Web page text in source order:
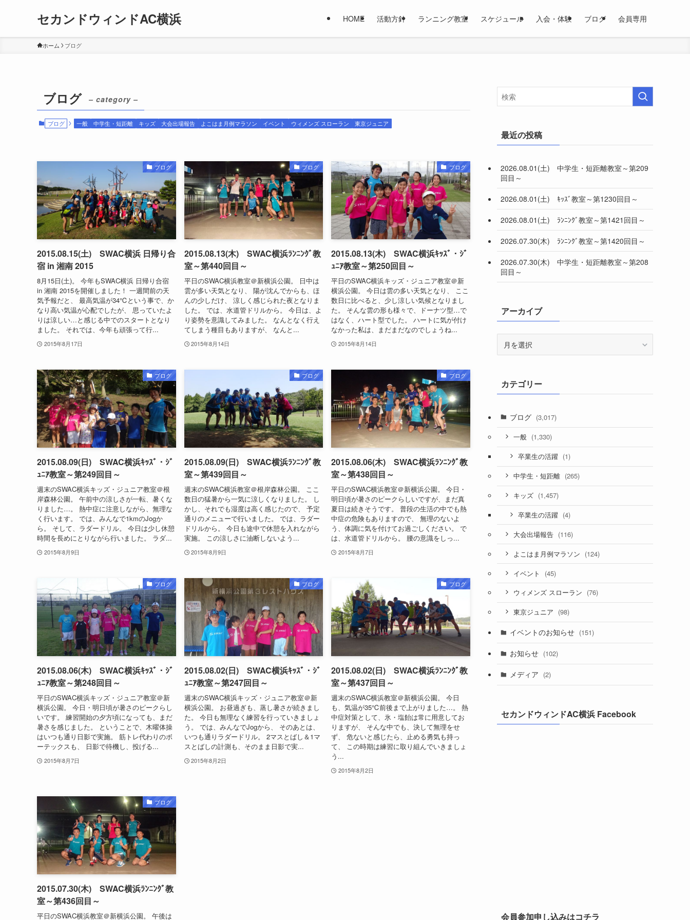
セカンドウィンドAC横浜 HOME 活動方針 ランニング教室 スケジュール 入会・体験 ブログ 会員専用
ホーム ブログ
ブログ – category –
ブログ 一般 中学生・短距離 キッズ 大会出場報告 よこはま月例マラソン イベント ウィメンズ スローラン 東京ジュニア
ブログ
2015.08.15(土) SWAC横浜 日帰り合
宿 in 湘南 2015
8月15日(土)。 今年もSWAC横浜 日帰り合宿
in 湘南 2015を開催しました！ 一週間前の天
気予報だと、 最高気温が34℃という事で、か
なり高い気温が心配でしたが、 思っていたよ
りは涼しい…と感じる中でのスタートとなり
ました。 それでは、今年も頑張って行...
2015年8月17日
ブログ
2015.08.13(木) SWAC横浜ﾗﾝﾆﾝｸﾞ教
室～第440回目～
平日のSWAC横浜教室＠新横浜公園。 日中は
雲が多い天気となり、 陽が沈んでからも、ほ
んの少しだけ、 涼しく感じられた夜となりま
した。 では、水道管ドリルから。 今日は、よ
り姿勢を意識してみました。 なんとなく行え
てしまう種目もありますが、 なんと...
2015年8月14日
ブログ
2015.08.13(木) SWAC横浜ｷｯｽﾞ・ｼﾞ
ｭﾆｱ教室～第250回目～
平日のSWAC横浜キッズ・ジュニア教室＠新
横浜公園。 今日は雲の多い天気となり、 ここ
数日に比べると、少し涼しい気候となりまし
た。 そんな雲の形も様々で、ドーナツ型…で
はなく、ハート型でした。 ハートに気が付け
なかった私は、まだまだなのでしょうね...
2015年8月14日
ブログ
2015.08.09(日) SWAC横浜ｷｯｽﾞ・ｼﾞ
ｭﾆｱ教室～第249回目～
週末のSWAC横浜キッズ・ジュニア教室＠根
岸森林公園。 午前中の涼しさが一転、暑くな
りました…。 熱中症に注意しながら、無理な
く行います。 では、みんなで1kmのJogか
ら。 そして、ラダードリル。 今日は少し休憩
時間を長めにとりながら行いました。 ラダ...
2015年8月9日
ブログ
2015.08.09(日) SWAC横浜ﾗﾝﾆﾝｸﾞ教
室～第439回目～
週末のSWAC横浜教室＠根岸森林公園。 ここ
数日の猛暑から一気に涼しくなりました。 し
かし、それでも湿度は高く感じたので、 予定
通りのメニューで行いました。 では、ラダー
ドリルから。 今日も途中で休憩を入れながら
実施。 この涼しさに油断しないよう...
2015年8月9日
ブログ
2015.08.06(木) SWAC横浜ﾗﾝﾆﾝｸﾞ教
室～第438回目～
平日のSWAC横浜教室＠新横浜公園。 今日・
明日頃が暑さのピークらしいですが、まだ真
夏日は続きそうです。 普段の生活の中でも熱
中症の危険もありますので、 無理のないよ
う、体調に気を付けてお過ごしください。 で
は、水道管ドリルから。 腰の意識をしっ...
2015年8月7日
ブログ
2015.08.06(木) SWAC横浜ｷｯｽﾞ・ｼﾞ
ｭﾆｱ教室～第248回目～
平日のSWAC横浜キッズ・ジュニア教室＠新
横浜公園。 今日・明日頃が暑さのピークらし
いです。 練習開始の夕方頃になっても、まだ
暑さを感じました。 ということで、木曜体操
はいつも通り日影で実施。 筋トレ代わりのボ
ーテックスも、 日影で待機し、投げる...
2015年8月7日
ブログ
2015.08.02(日) SWAC横浜ｷｯｽﾞ・ｼﾞ
ｭﾆｱ教室～第247回目～
週末のSWAC横浜キッズ・ジュニア教室＠新
横浜公園。 お昼過ぎも、蒸し暑さが続きまし
た。 今日も無理なく練習を行っていきましょ
う。 では、みんなでJogから、 そのあとは、
いつも通りラダードリル。 2マスとばし＆1マ
スとばしの計測も、そのまま日影で実...
2015年8月2日
ブログ
2015.08.02(日) SWAC横浜ﾗﾝﾆﾝｸﾞ教
室～第437回目～
週末のSWAC横浜教室＠新横浜公園。 今日
も、気温が35℃前後まで上がりました…。 熱
中症対策として、氷・塩飴は常に用意してお
りますが、 そんな中でも、決して無理をせ
ず、 危ないと感じたら、止める勇気も持っ
て、 この時期は練習に取り組んでいきましょ
う...
2015年8月2日
ブログ
2015.07.30(木) SWAC横浜ﾗﾝﾆﾝｸﾞ教
室～第436回目～
平日のSWAC横浜教室＠新横浜公園。 午後は
最近の投稿
2026.08.01(土) 中学生・短距離教室～第209
回目～
2026.08.01(土) ｷｯｽﾞ教室～第1230回目～
2026.08.01(土) ﾗﾝﾆﾝｸﾞ教室～第1421回目～
2026.07.30(木) ﾗﾝﾆﾝｸﾞ教室～第1420回目～
2026.07.30(木) 中学生・短距離教室～第208
回目～
アーカイブ
ブカテゴリー
ブログ (3,017)
一般 (1,330)
卒業生の活躍 (1)
中学生・短距離 (265)
キッズ (1,457)
卒業生の活躍 (4)
大会出場報告 (116)
よこはま月例マラソン (124)
イベント (45)
ウィメンズ スローラン (76)
東京ジュニア (98)
イベントのお知らせ (151)
お知らせ (102)
メディア (2)
セカンドウィンドAC横浜 Facebook
会員参加申し込みはコチラ